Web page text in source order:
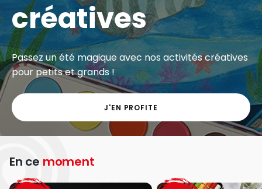
créatives
Passez un été magique avec nos activités créatives
pour petits et grands !
J'EN PROFITE
En ce moment